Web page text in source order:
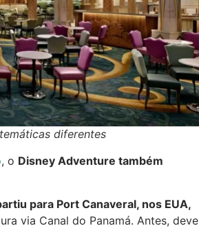
diferentes
, o Disney Adventure também
para Port Canaveral, nos EUA,
via Canal do Panamá. Antes, deve